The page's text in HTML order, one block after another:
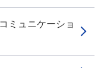
ミュニケーショ